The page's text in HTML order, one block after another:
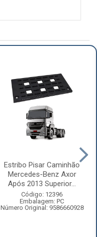
Estribo Pisar Caminhão
Mercedes-Benz Axor
Após 2013 Superior...
Código: 12396
Embalagem: PC
Número Original: 9586660928